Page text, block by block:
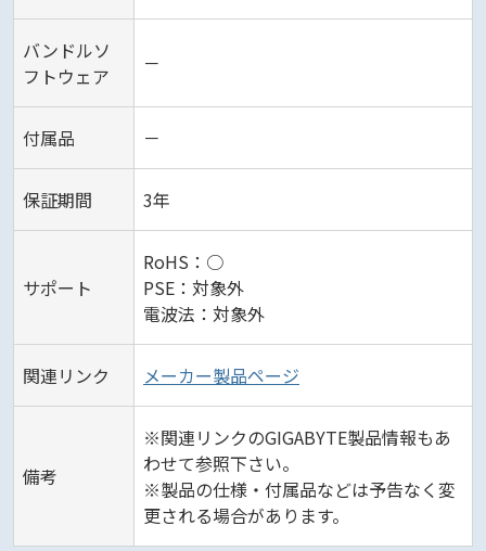
バンドルソ
フトウェア
－
付属品 －
保証期間 3年
サポート
RoHS：○
PSE：対象外
電波法：対象外
関連リンク メーカー製品ページ
備考
※関連リンクのGIGABYTE製品情報もあ
わせて参照下さい。
※製品の仕様・付属品などは予告なく変
更される場合があります。